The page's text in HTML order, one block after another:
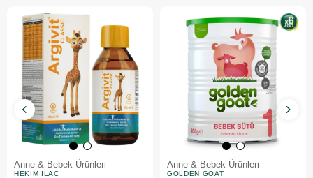
Anne & Bebek Ürünleri
HEKIM İLAÇ
Anne & Bebek Ürünleri
GOLDEN GOAT